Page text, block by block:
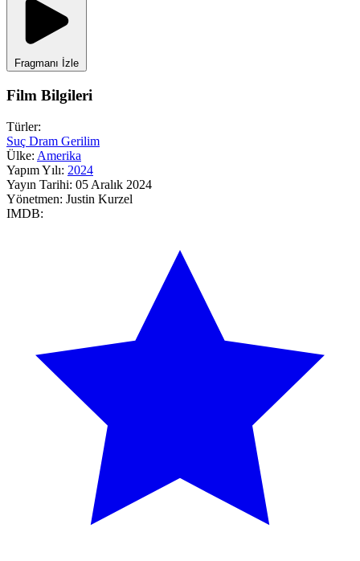
Fragmanı İzle
Film Bilgileri
Türler:
Suç Dram Gerilim
Ülke: Amerika
Yapım Yılı: 2024
Yayın Tarihi: 05 Aralık 2024
Yönetmen: Justin Kurzel
IMDB: